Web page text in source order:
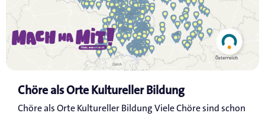
Chöre als Orte Kultureller Bildung
Chöre als Orte Kultureller Bildung Viele Chöre sind schon